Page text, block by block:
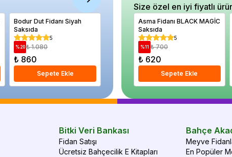
Bodur Dut Fidanı Siyah
Saksıda
5
%20 ₺ 1.080
₺ 860
Sepete Ekle
Kiraz Fidanı KARAGEVREK
120 cm Açık köklü
5
₺ 1.060
Sepete Ekle
Lekeli
₺
Size özel en iyi fiyatlı
Asma Fidanı BLACK MAGİC
Saksıda
5
%11 ₺ 700
₺ 620
Sepete Ekle
Bitki Veri Bankası
Fidan Satışı
Ücretsiz Bahçecilik E Kitapları
Bahçe
Meyve
En Popüler